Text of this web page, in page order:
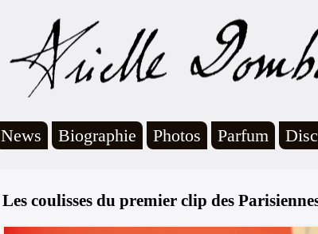
News Biographie Photos Parfum
Les coulisses du premier clip des